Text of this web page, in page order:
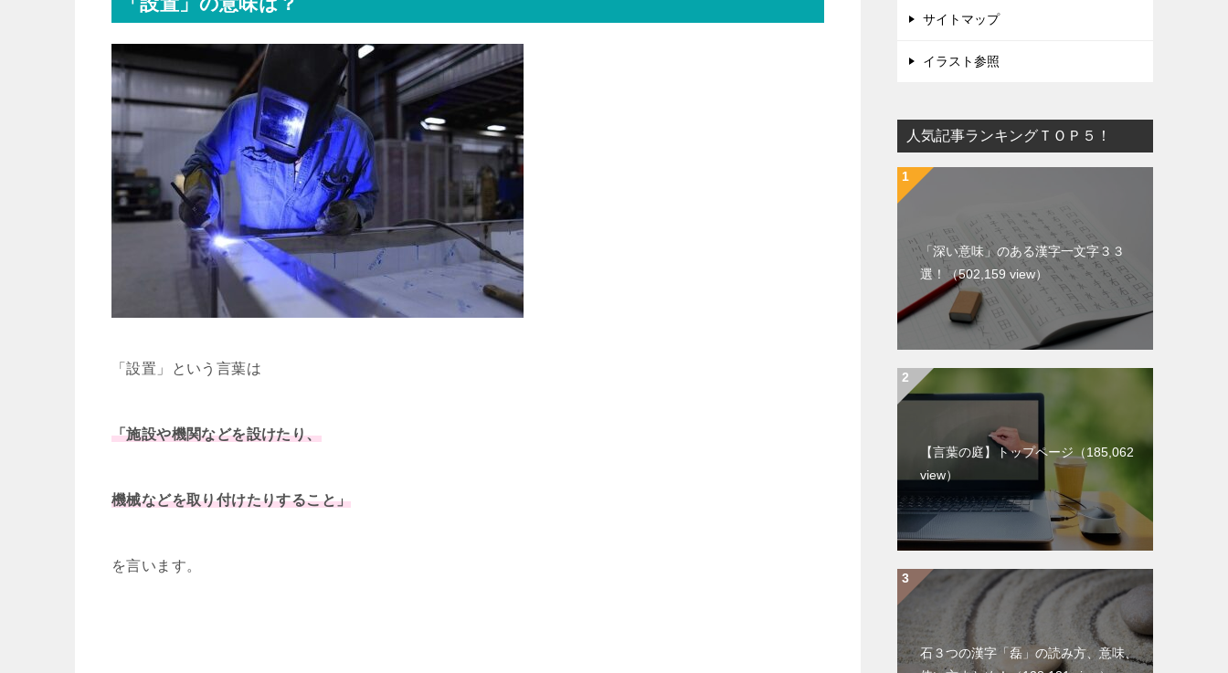
「設置」という言葉は
「施設や機関などを設けたり、
機械などを取り付けたりすること」
を言います。
サイトマップ
イラスト参照
人気記事ランキングＴＯＰ５！
「深い意味」のある漢字一文字３３
選！ （502,159 view）
【言葉の庭】トップページ （185,062
view）
石３つの漢字「磊」の読み方、意味、